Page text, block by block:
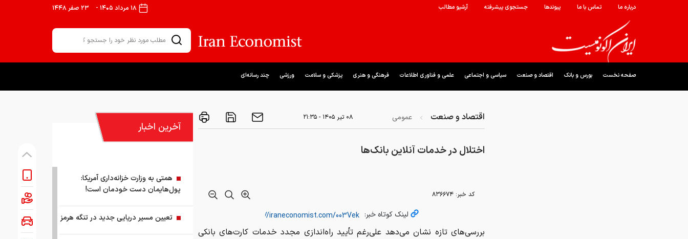
درباره ما تماس با ما پیوندها جستجوی پیشرفته آرشیو مطالب ۱۸ مرداد ۱۴۰۵ - ۲۳ صفر ۱۴۴۸
صفحه نخست بورس و بانک اقتصاد و صنعت سیاسی و اجتماعی علمی و فناوری اطلاعات فرهنگی و هنری پزشکی و سلامت ورزشی چند رسانه‌ای
اقتصاد و صنعت عمومی ۰۸ تير ۱۴۰۵ - ۲۱:۳۵
اختلال در خدمات آنلاین بانک‌ها
کد خبر: ۸۳۶۶۷۴
لینک کوتاه خبر:
بررسی‌های تازه نشان می‌دهد علی‌رغم تأیید راه‌اندازی مجدد خدمات کارت‌های بانکی
آخرین اخبار
همتی به وزارت خزانه‌داری آمریکا:
پول‌هایمان دست خودمان است!
تعیین مسیر دریایی جدید در تنگه هرمز